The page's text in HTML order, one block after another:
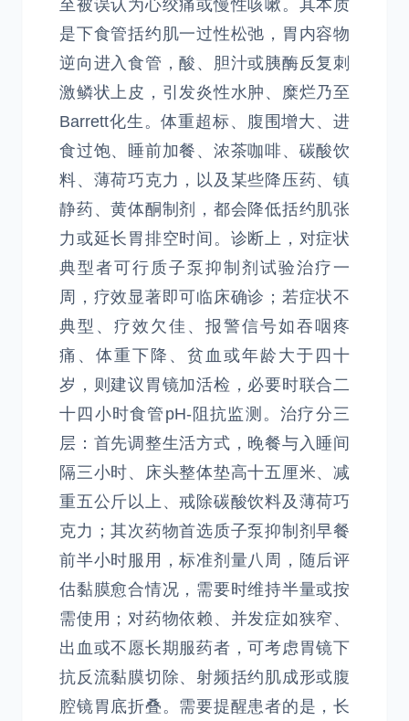
至被误认为心绞痛或慢性咳嗽。其本质
是下食管括约肌一过性松弛，胃内容物
逆向进入食管，酸、胆汁或胰酶反复刺
激鳞状上皮，引发炎性水肿、糜烂乃至
Barrett化生。体重超标、腹围增大、进
食过饱、睡前加餐、浓茶咖啡、碳酸饮
料、薄荷巧克力，以及某些降压药、镇
静药、黄体酮制剂，都会降低括约肌张
力或延长胃排空时间。诊断上，对症状
典型者可行质子泵抑制剂试验治疗一
周，疗效显著即可临床确诊；若症状不
典型、疗效欠佳、报警信号如吞咽疼
痛、体重下降、贫血或年龄大于四十
岁，则建议胃镜加活检，必要时联合二
十四小时食管pH-阻抗监测。治疗分三
层：首先调整生活方式，晚餐与入睡间
隔三小时、床头整体垫高十五厘米、减
重五公斤以上、戒除碳酸饮料及薄荷巧
克力；其次药物首选质子泵抑制剂早餐
前半小时服用，标准剂量八周，随后评
估黏膜愈合情况，需要时维持半量或按
需使用；对药物依赖、并发症如狭窄、
出血或不愿长期服药者，可考虑胃镜下
抗反流黏膜切除、射频括约肌成形或腹
腔镜胃底折叠。需要提醒患者的是，长